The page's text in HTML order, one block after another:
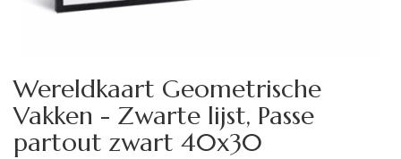
Wereldkaart Geometrische
Vakken - Zwarte lijst, Passe
partout zwart 40x30